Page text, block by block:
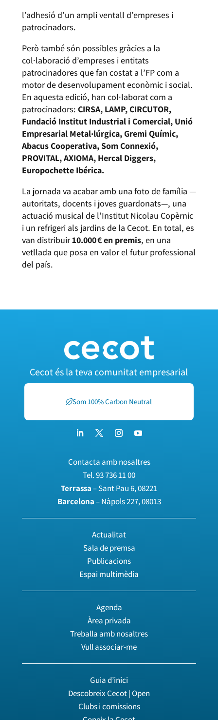
l’adhesió d’un ampli ventall d’empreses i
patrocinadors.
Però també són possibles gràcies a la
col·laboració d’empreses i entitats
patrocinadores que fan costat a l’FP com a
motor de desenvolupament econòmic i social.
En aquesta edició, han col·laborat com a
patrocinadors: CIRSA, LAMP, CIRCUTOR,
Fundació Institut Industrial i Comercial, Unió
Empresarial Metal·lúrgica, Gremi Químic,
Abacus Cooperativa, Som Connexió,
PROVITAL, AXIOMA, Hercal Diggers,
Europochette Ibérica.
La jornada va acabar amb una foto de família —
autoritats, docents i joves guardonats—, una
actuació musical de l’Institut Nicolau Copèrnic
i un refrigeri als jardins de la Cecot. En total, es
van distribuir10.000 € en premis, en una
vetllada que posa en valor el futur professional
del país.
Cecot és la teva comunitat empresarial
Som 100% Carbon Neutral
Contacta amb nosaltres
Tel.93 736 11 00
Terrassa– Sant Pau 6, 08221
Barcelona– Nàpols 227, 08013
Actualitat
Sala de premsa
Publicacions
Espai multimèdia
Agenda
Àrea privada
Treballa amb nosaltres
Vull associar-me
Guia d’inici
Descobreix Cecot | Open
Clubs i comissions